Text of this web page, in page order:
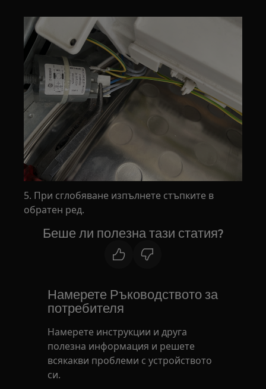
5. При сглобяване изпълнете стъпките в
обратен ред.
Беше ли полезна тази статия?
Намерете Ръководството за
потребителя
Намерете инструкции и друга
полезна информация и решете
всякакви проблеми с устройството
си.